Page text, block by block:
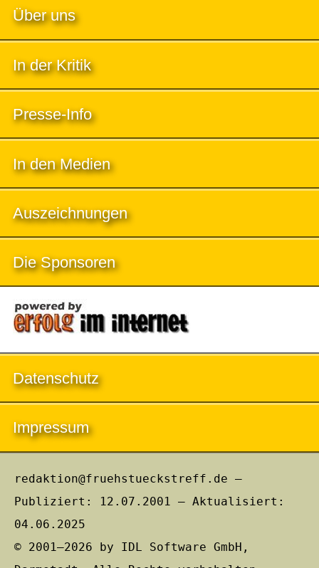
Über uns
In der Kritik
Presse-Info
In den Medien
Auszeichnungen
Die Sponsoren
Datenschutz
Impressum
redaktion@fruehstueckstreff.de –
Publiziert: 12.07.2001 – Aktualisiert:
04.06.2025
© 2001–2026 by IDL Software GmbH,